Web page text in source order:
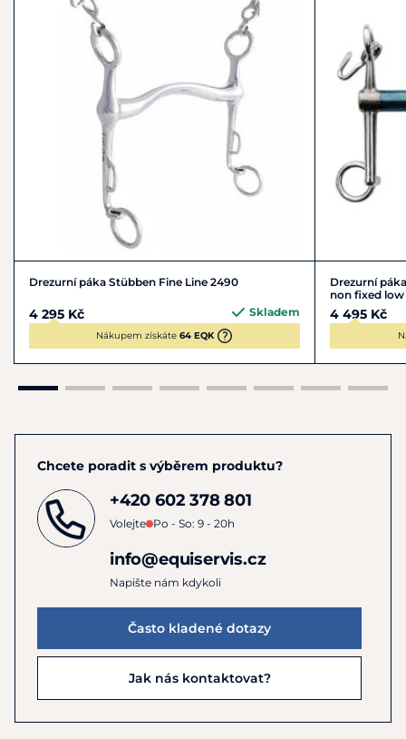
Drezurní páka Stübben Fine Line 2490
4 295 Kč Skladem
Nákupem získáte64 EQK
Drezurní
non fixed low
4 495 Kč
Chcete poradit s výběrem produktu?
+420 602 378 801
Volejte Po - So: 9 - 20h
info@equiservis.cz
Napište nám kdykoli
Často kladené dotazy
Jak nás kontaktovat?